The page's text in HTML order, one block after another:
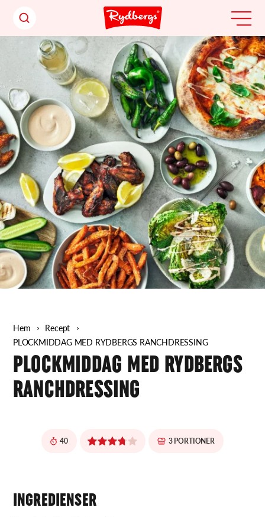
PLOCKMIDDAG MED RYDBERGS
RANCHDRESSING
40 3 PORTIONER
Hem
Recept
PLOCKMIDDAG MED RYDBERGS RANCHDRESSING
INGREDIENSER